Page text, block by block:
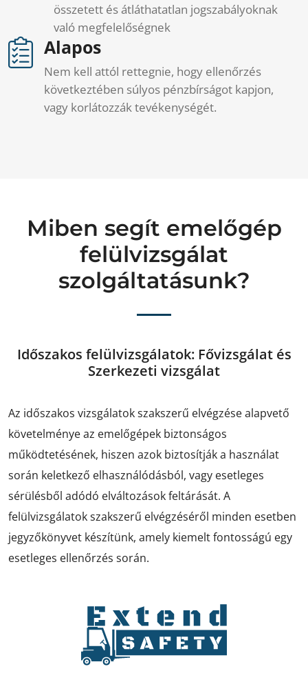
összetett és átláthatatlan jogszabályoknak
való megfelelőségnek
Alapos
Nem kell attól rettegnie, hogy ellenőrzés
következtében súlyos pénzbírságot kapjon,
vagy korlátozzák tevékenységét.
Miben segít emelőgép
felülvizsgálat
szolgáltatásunk?
Időszakos felülvizsgálatok: Fővizsgálat és
Szerkezeti vizsgálat
Az időszakos vizsgálatok szakszerű elvégzése alapvető
követelménye az emelőgépek biztonságos
működtetésének, hiszen azok biztosítják a használat
során keletkező elhasználódásból, vagy esetleges
sérülésből adódó elváltozások feltárását. A
felülvizsgálatok szakszerű elvégzéséről minden esetben
jegyzőkönyvet készítünk, amely kiemelt fontosságú egy
esetleges ellenőrzés során.